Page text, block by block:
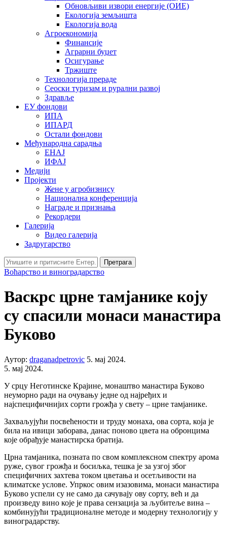
Обновљиви извори енергије (ОИЕ)
Екологија земљишта
Екологија вода
Агроекономија
Финансије
Аграрни буџет
Осигурање
Тржиште
Технологија прераде
Сеоски туризам и рурални развој
Здравље
ЕУ фондови
ИПА
ИПАРД
Остали фондови
Међународна сарадња
ЕНАЈ
ИФАЈ
Медији
Пројекти
Жене у агробизнису
Национална конференција
Награде и признања
Рекордери
Галерија
Видео галерија
Задругарство
Претрага
Воћарство и виноградарство
Васкрс црне тамјанике коју
су спасили монаси манастира
Буково
Аутор: draganadpetrovic 5. мај 2024.
5. мај 2024.
У срцу Неготинске Крајине, монаштво манастира Буково
неуморно ради на очувању једне од најређих и
најспецифичнијих сорти грожђа у свету – црне тамјанике.
Захваљујући посвећености и труду монаха, ова сорта, која је
била на ивици заборава, данас поново цвета на обронцима
које обрађује манастирска братија.
Црна тамјаника, позната по свом комплексном спектру арома
руже, сувог грожђа и босиљка, тешка је за узгој због
специфичних захтева током цветања и осетљивости на
климатске услове. Упркос овим изазовима, монаси манастира
Буково успели су не само да сачувају ову сорту, већ и да
произведу вино које је права сензација за љубитеље вина –
комбинујући традиционалне методе и модерну технологију у
виноградарству.